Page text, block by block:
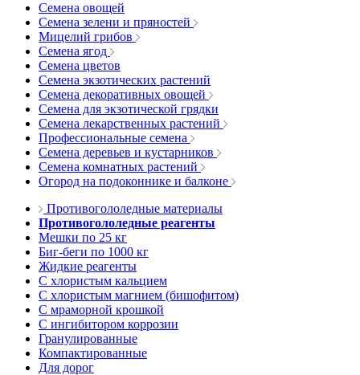
Семена овощей
Семена зелени и пряностей
Мицелий грибов
Семена ягод
Семена цветов
Семена экзотических растений
Семена декоративных овощей
Семена для экзотической грядки
Семена лекарственных растений
Профессиональные семена
Семена деревьев и кустарников
Семена комнатных растений
Огород на подоконнике и балконе
Противогололедные материалы
Противогололедные реагенты
Мешки по 25 кг
Биг-беги по 1000 кг
Жидкие реагенты
С хлористым кальцием
С хлористым магнием (бишофитом)
С мраморной крошкой
С ингибитором коррозии
Гранулированные
Компактированные
Для дорог